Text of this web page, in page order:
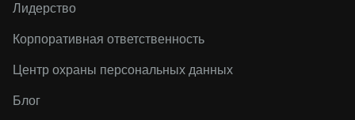
Лидерство
Корпоративная ответственность
Центр охраны персональных данных
Блог